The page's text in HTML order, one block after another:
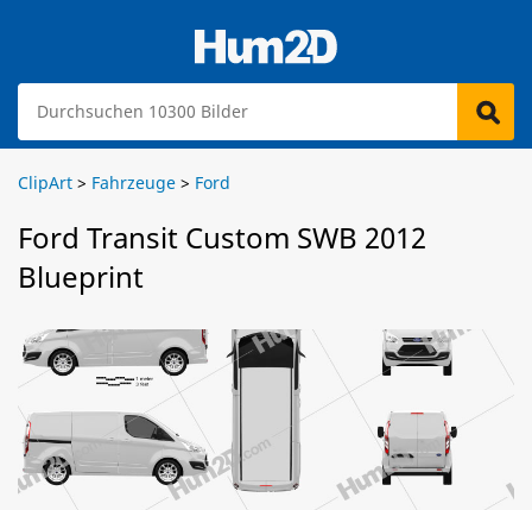
ClipArt > Fahrzeuge > Ford
Ford Transit Custom SWB 2012
Blueprint